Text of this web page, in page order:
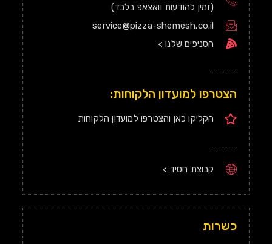
(זמין להודעות וואצאפ בלבד)
service@pizza-shemesh.co.il
הסניפים שלנו >
הצטרפו למועדון הלקוחות:
הקליקו כאן והצטרפו למועדון הלקוחות
קבוצת חסיד >
כשרות